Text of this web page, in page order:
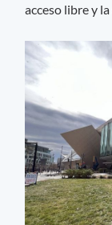
acceso libre y